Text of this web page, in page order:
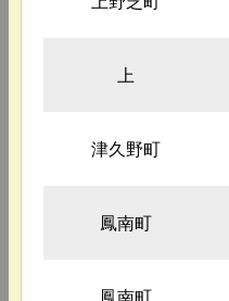
上
津久野町
鳳南町